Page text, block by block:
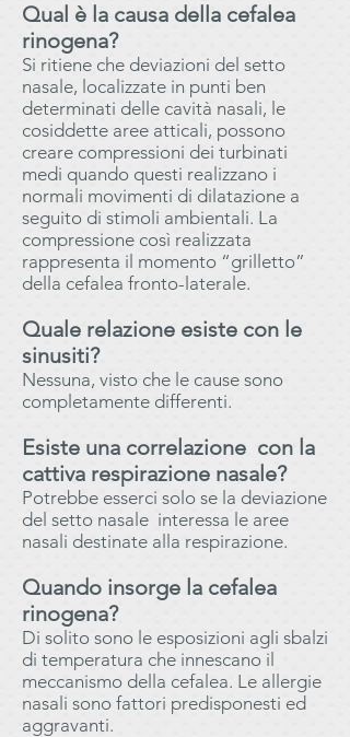
Qual è la causa della cefalea
rinogena?
Si ritiene che deviazioni del setto
nasale, localizzate in punti ben
determinati delle cavità nasali, le
cosiddette aree atticali, possono
creare compressioni dei turbinati
medi quando questi realizzano i
normali movimenti di dilatazione a
seguito di stimoli ambientali. La
compressione così realizzata
rappresenta il momento “grilletto”
della cefalea fronto-laterale.
Quale relazione esiste con le
sinusiti?
Nessuna, visto che le cause sono
completamente differenti.
Esiste una correlazione con la
cattiva respirazione nasale?
Potrebbe esserci solo se la deviazione
del setto nasale interessa le aree
nasali destinate alla respirazione.
Quando insorge la cefalea
rinogena?
Di solito sono le esposizioni agli sbalzi
di temperatura che innescano il
meccanismo della cefalea. Le allergie
nasali sono fattori predisponesti ed
aggravanti.